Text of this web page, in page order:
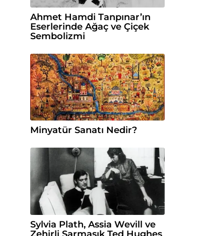
Ahmet Hamdi Tanpınar’ın
Eserlerinde Ağaç ve Çiçek
Sembolizmi
Minyatür Sanatı Nedir?
Sylvia Plath, Assia Wevill ve